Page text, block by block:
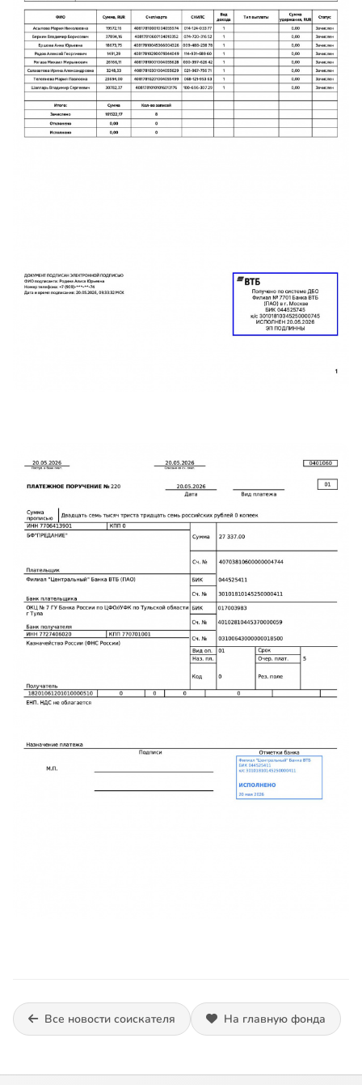
Все новости соискателя На главную фонда